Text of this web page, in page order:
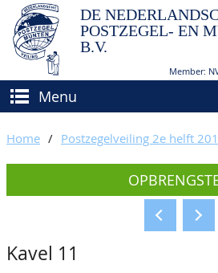
DE
POSTZEGEL- EN
B.V.
Member:
Menu
(VER)KOPEN
Hoe verkopen?
Voorwaarden
BIEDEN
CATALOGI/OPBRENGSTEN
Home / Postzegelveiling 2e helft
Kavel 11